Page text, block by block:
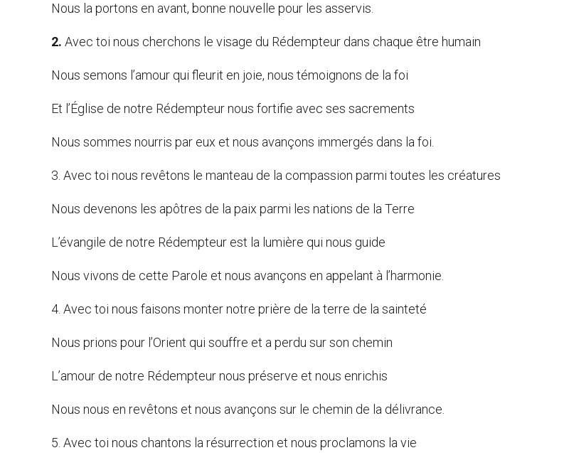
Nous la portons en avant, bonne nouvelle pour les asservis.
2. Avec toi nous cherchons le visage du Rédempteur dans chaque être humain
Nous semons l’amour qui fleurit en joie, nous témoignons de la foi
Et l’Église de notre Rédempteur nous fortifie avec ses sacrements
Nous sommes nourris par eux et nous avançons immergés dans la foi.
3. Avec toi nous revêtons le manteau de la compassion parmi toutes les créatures
Nous devenons les apôtres de la paix parmi les nations de la Terre
L’évangile de notre Rédempteur est la lumière qui nous guide
Nous vivons de cette Parole et nous avançons en appelant à l’harmonie.
4. Avec toi nous faisons monter notre prière de la terre de la sainteté
Nous prions pour l’Orient qui souffre et a perdu sur son chemin
L’amour de notre Rédempteur nous préserve et nous enrichis
Nous nous en revêtons et nous avançons sur le chemin de la délivrance.
5. Avec toi nous chantons la résurrection et nous proclamons la vie